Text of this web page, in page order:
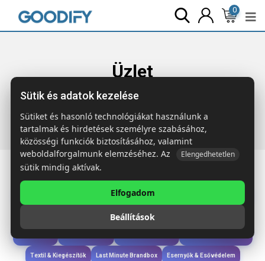
0
Üzlet
Főoldal Termékek Gyerekek & játékok
darabos fa ceruzakészlet
Étkezés & Ivás
Wellness & Ápolás
Textil & Kiegészítők Last Minute Brandbox Esernyők & Esővédelem
Sütik és adatok kezelése
Sütiket és hasonló technológiákat használunk a
tartalmak és hirdetések személyre szabásához,
közösségi funkciók biztosításához, valamint
weboldalforgalmunk elemzéséhez. Az
Elengedhetetlen
sütik mindig aktívak.
Elfogadom
Beállítások